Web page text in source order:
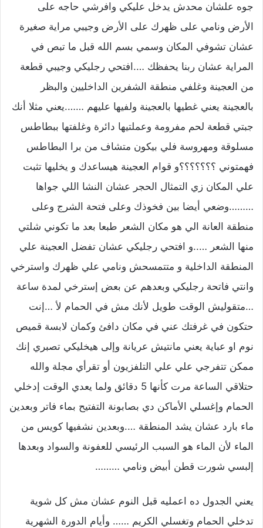
جوه علشان محدش يدخل عليكي وافرشي حاجه على
الأرض ونامي على ظهرك على الأرض وجيبي مراية صغيرة
عشان تشوفي المكان وسمي بسم الله قبل ما تبص في
المراية عشان ربنا يحفظك ….افتحي رجليكي وجيبي قطعة
من العجينة وغلفي منطقة الشفرين الداخليين والبظر
بالعجينة يعني غطيها بالعجينة ولفيها عليهم …….يعني مثلا أنك
جبتي قطعة لحم مفرومة وعملتيها دائرة وغلفتها ببطاطس
مسلوقة ومهروسة فلي بيكون متشاف من برا البطاطس
فهمتوني ؟؟؟؟؟؟؟و قوام العجينة هيساعدك و يخليها تثبت
علي المكان زي التمثال الحجر عشان النشا اللي جواها
………وضعي أيضا بين فخوذك وعلى فتحة الشرج وعلى
منطقة العانة الي هو مكان الشعر طبعا بعد ما تكوني شلتي
منها الشعر …..و افتحي رجليكي عشان تفضل العجينة علي
المنطقة الداخلية و متتمسحش ونامي علي ظهرك واسترخي
وانتي فاتحة رجليكي وبعدهم عن بعض إسترخي لمدة ساعة
…متقوليش الوقت طويل لأنك مش في الحمام لأ …إنت
حتكون في غرفتك عني في مكان دافئ وكمان لابسة قميص
نوم او عباية يعني مانتيش عريانة وإلى هيخليكي تصبري إنك
ممكن تتفرجي علي علي التلفزيون أو تقرأي مجلة والله
حتلاقي الساعة مرت كأنها 5 دقائق ولما يعدي الوقت إدخلي
الحمام وإغسلي الأماكن دي بصابونة التفتيح بماء فاتر وبعدين
ماء بارد عشان يشد المنطقة ….وبعدين نشفيها كويس من
الماء لأن الماء هو السبب الرئيسي للعفونة والسواد وبعدها
إلبسي شورت قطن أبيض ونامي ………
يعني الجدول ده اعمليه قبل النوم عشان مش كل شوية
تدخلي الحمام وتغسلي الكريم …… وأيام الدورة الشهرية